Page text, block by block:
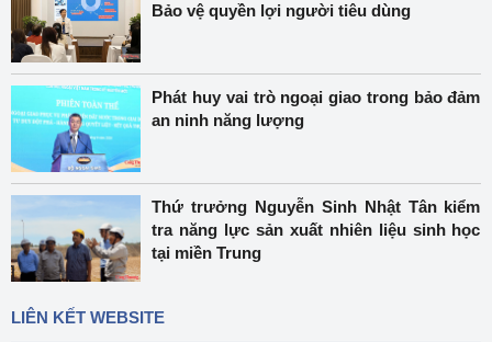
Bảo vệ quyền lợi người tiêu dùng
Phát huy vai trò ngoại giao trong bảo đảm
an ninh năng lượng
Thứ trưởng Nguyễn Sinh Nhật Tân kiểm
tra năng lực sản xuất nhiên liệu sinh học
tại miền Trung
LIÊN KẾT WEBSITE